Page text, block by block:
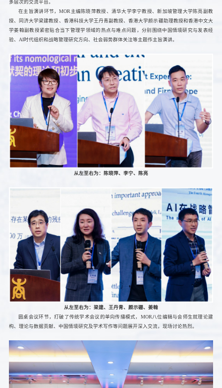
多层次的交流平台。
在主旨演讲环节，MOR主编陈晓萍教授、清华大学李宁教授、新加坡管理大学陈亮副教
授、同济大学梁建教授、香港科技大学王丹青副教授、香港大学颜示硼助理教授和香港中文大
学姜翰副教授紧密贴合当下管理学领域的热点与难点问题，分别围绕中国情境研究与发表经
验、AI时代组织和战略管理研究方向、社会弱势群体关注等主题作主旨演讲。
从左至右为：陈晓萍、李宁、陈亮
从左至右为：梁建、王丹青、颜示硼、姜翰
圆桌会议环节，打破了传统学术会议的单向传播模式，MOR八位编辑与会师生就理论建
构、理论与数据贡献、中国情境研究及学术写作等问题展开深入交流，现场讨论热烈。